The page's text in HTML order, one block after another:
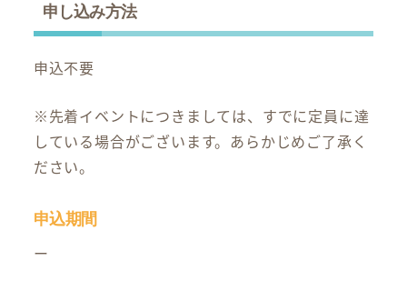
申し込み方法
申込不要
※先着イベントにつきましては、すでに定員に達
している場合がございます。あらかじめご了承く
ださい。
申込期間
ー